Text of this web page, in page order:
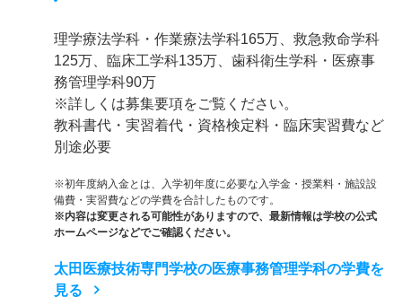
理学療法学科・作業療法学科165万、救急救命学科
125万、臨床工学科135万、歯科衛生学科・医療事
務管理学科90万
※詳しくは募集要項をご覧ください。
教科書代・実習着代・資格検定料・臨床実習費など
別途必要
※初年度納入金とは、入学初年度に必要な入学金・授業料・施設設
備費・実習費などの学費を合計したものです。
※内容は変更される可能性がありますので、最新情報は学校の公式
ホームページなどでご確認ください。
太田医療技術専門学校の医療事務管理学科の学費を
見る